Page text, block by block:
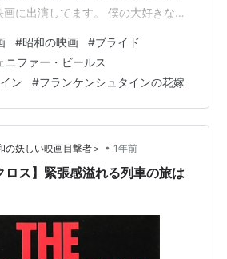
に出演してます。 僕の大好きな
、重要な脇役かゲスト出演が多いの
数少ない作品が「ブライド」
クホラー映画「フランケンシュタイ
のリメイクだそうです。 でも見たこ
どんなリメイクだったんでしょう
ライド」です…
#昭和の映画 #ブライド
ニファー・ビールス
ン #フランケンシュタインの花嫁
の妖しい映画目撃者＞ • 1年前
ロス】緊張感溢れる列車の旅は